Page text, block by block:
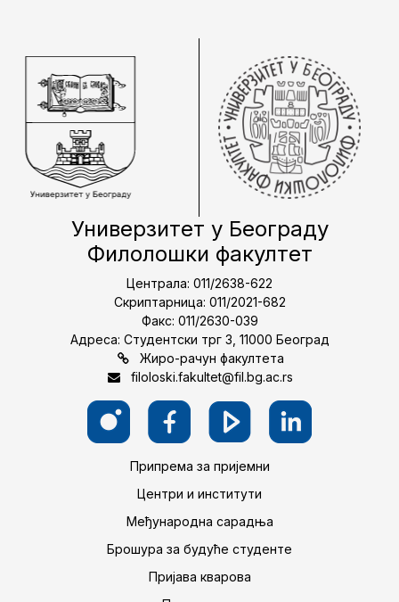
Универзитет у Београду
Филолошки факултет
Централа: 011/2638-622
Скриптарница: 011/2021-682
Факс: 011/2630-039
Адреса: Студентски трг 3, 11000 Београд
Жиро-рачун факултета
filoloski.fakultet@fil.bg.ac.rs
Припрема за пријемни
Центри и институти
Међународна сарадња
Брошура за будуће студенте
Пријава кварова